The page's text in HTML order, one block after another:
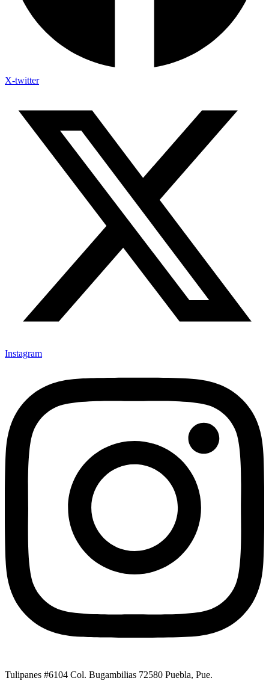
X-twitter
Instagram
Tulipanes #6104 Col. Bugambilias 72580 Puebla, Pue.